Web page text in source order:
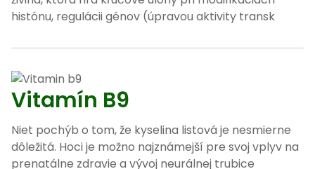
histónu, regulácii génov (úpravou aktivity transk
Vitamín B9
Niet pochýb o tom, že kyselina listová je nesmierne
dôležitá. Hoci je možno najznámejší pre svoj vplyv na
prenatálne zdravie a vývoj neurálnej trubice